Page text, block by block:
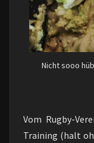
Nicht sooo
Vom Rugby-
Training (halt